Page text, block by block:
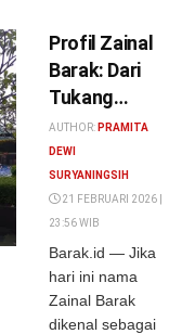
Profil Zainal
Barak: Dari
Tukang
Bersih-Bersih
hingga
Praktisi SEO
AUTHOR: PRAMITA
DEWI
SURYANINGSIH
21 FEBRUARI 2026 |
23:56 WIB
Barak.id — Jika
hari ini nama
Zainal Barak
dikenal sebagai